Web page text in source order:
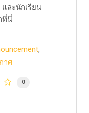
ละนักเรียน
ที่นี่
าศ
0